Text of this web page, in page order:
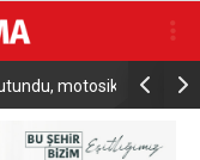
duvara